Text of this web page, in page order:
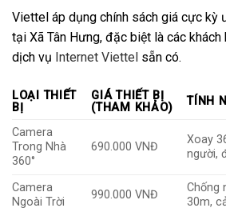
Viettel áp dụng chính sách giá cực kỳ
tại Xã Tân Hưng, đặc biệt là các
dịch vụ Internet Viettel sẵn có.
LOẠI THIẾT
BỊ
GIÁ THIẾT BỊ
(THAM KHẢO)
TÍNH
Camera
Trong Nhà
360°
690.000 VNĐ
Xoay
người,
Camera
Ngoài Trời
990.000 VNĐ
Chống
30m,